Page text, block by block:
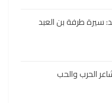
سيرة طرفة بن العبد
الحرب والحب